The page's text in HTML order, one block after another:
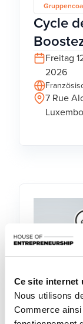
Ce site internet
Nous utilisons
Commerce
Cycle
Freitag
2026
7 Rue
Workshop